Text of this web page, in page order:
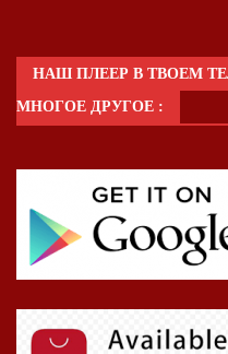
НАШ ПЛЕЕР В ТВОЕМ
МНОГОЕ ДРУГОЕ :